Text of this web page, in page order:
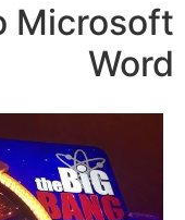
Microsoft
Word